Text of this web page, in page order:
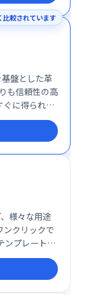
比較されています
盤とした革
も信頼性の高
ぐに得られま
り効率的な検
様々な用途
ンクリックで
ンプレートを
飛躍的に効率
省き、目的
。今すぐお試